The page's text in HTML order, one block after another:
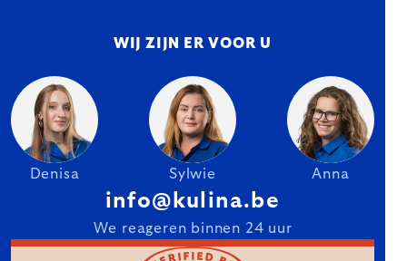
WIJ ZIJN ER VOOR U
Denisa Sylwie Anna
info@kulina.be
We reageren binnen 24 uur